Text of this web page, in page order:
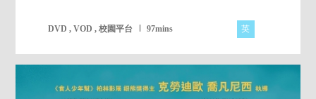
DVD , VOD , 校園平台 97mins 英